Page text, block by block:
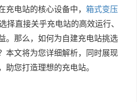
充电站的核心设备中， 箱式变压
择直接关乎充电站的高效运行、
。那么，如何为自建充电站挑选
本文将为您详细解析，同时展现
助您打造理想的充电站。